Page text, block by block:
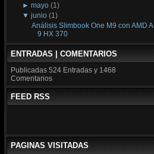
►mayo (1)
▼junio (1)
Análisis Slimbook One M9 con AMD AI
9 HX 370
ENTRADAS | COMENTARIOS
Publicadas 524 Entradas y 1468
Comentarios
FEED RSS
PAGINAS VISITADAS